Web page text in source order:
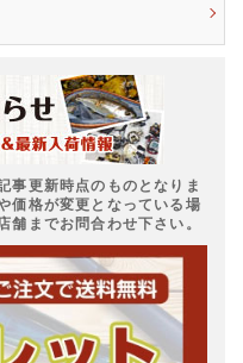
事更新時点のものとなりま
価格が変更となっている場
舗までお問合わせ下さい。